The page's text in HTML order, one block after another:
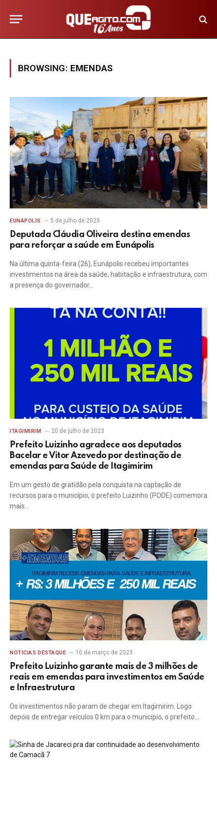
BROWSING: EMENDAS
EUNÁPOLIS 5 de julho de 2025
Deputada Cláudia Oliveira destina emendas
para reforçar a saúde em Eunápolis
Na última quinta-feira (26), Eunápolis recebeu importantes
investimentos na área da saúde, habitação e infraestrutura, com
a presença do governador…
ITAGIMIRIM 20 de julho de 2023
Prefeito Luizinho agradece aos deputados
Bacelar e Vitor Azevedo por destinação de
emendas para Saúde de Itagimirim
Em um gesto de gratidão pela conquista na captação de
recursos para o município, o prefeito Luizinho (PODE) comemora
mais…
NOTICIAS DESTAQUE 10 de março de 2023
Prefeito Luizinho garante mais de 3 milhões de
reais em emendas para investimentos em Saúde
e Infraestrutura
Os investimentos não param de chegar em Itagimirim. Logo
depois de entregar veículos 0 km para o município, o prefeito…